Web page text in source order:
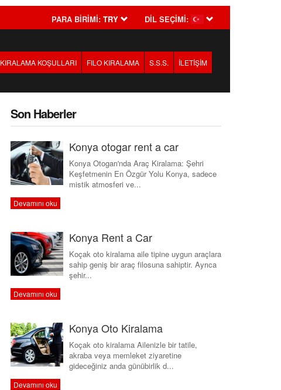
PARA BİRİMİ: TRY DİL SEÇİMİ:
KIRALAMA KOŞULLARI FILO KIRALAMA S.S.S. İLETİŞİM
Son Haberler
Konya otogar rent a car
Konya Otogarı'nda Araç Kiralama: Şehri
Keşfetmenin En Özgür Yolu Konya, sadece
mistik atmosferi ve...
Devamını oku
Konya Rent a Car
Koçak oto kiralama aile tipine uygun araçlara
sahip geniş bir araç filosuna sahiptir. Ayrıca
şehir...
Devamını oku
Konya Oto Kiralama
Koçak oto kiralama Ailenizle bir tatile,
akraba veya memleket ziyaretine
gideceğiniz anda günübirlik d...
Devamını oku